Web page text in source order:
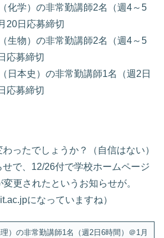
化学）の非常勤講師2名（週4～5
20日応募締切
生物）の非常勤講師2名（週4～5
応募締切
日本史）の非常勤講師1名（週2日
応募締切
ったでしょうか？（自信はない）
で、12/26付で学校ホームページ
更されたというお知らせが。
になっていますね）
）の非常勤講師1名（週2日6時間）＠1月